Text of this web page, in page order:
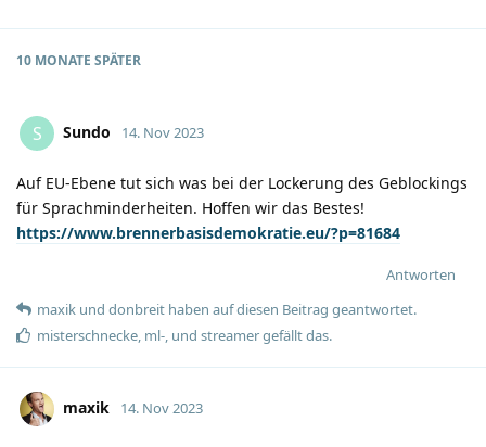
10 MONATE SPÄTER
S Sundo 14. Nov 2023
Auf EU-Ebene tut sich was bei der Lockerung des Geblockings
für Sprachminderheiten. Hoffen wir das Bestes!
https://www.brennerbasisdemokratie.eu/?p=81684
Antworten
maxik und donbreit haben auf diesen Beitrag geantwortet.
misterschnecke, ml-, und streamergefällt das.
maxik 14. Nov 2023